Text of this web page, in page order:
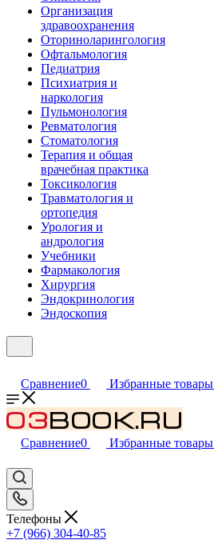
Организация
здравоохранения
Оториноларингология
Офтальмология
Педиатрия
Психиатрия и
наркология
Пульмонология
Ревматология
Стоматология
Терапия и общая
врачебная практика
Токсикология
Травматология и
ортопедия
Урология и
андрология
Учебники
Фармакология
Хирургия
Эндокринология
Эндоскопия
Сравнение0 Избранные товары
Сравнение0 Избранные товары
Телефоны
+7 (966) 304-40-85